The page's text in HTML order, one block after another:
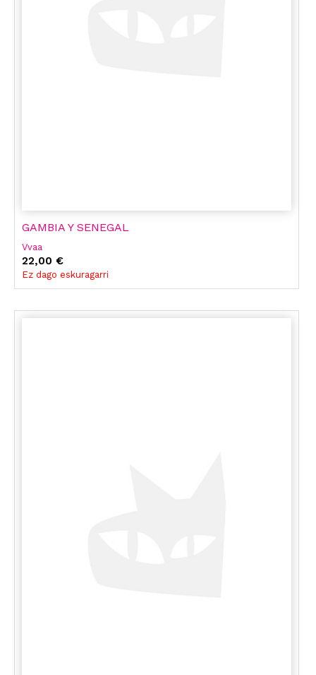
GAMBIA Y SENEGAL
Vvaa
22,00 €
Ez dago eskuragarri